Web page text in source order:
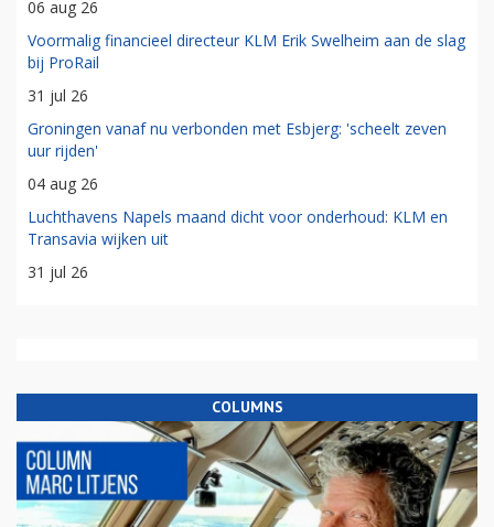
06 aug 26
Voormalig financieel directeur KLM Erik Swelheim aan de slag
bij ProRail
31 jul 26
Groningen vanaf nu verbonden met Esbjerg: 'scheelt zeven
uur rijden'
04 aug 26
Luchthavens Napels maand dicht voor onderhoud: KLM en
Transavia wijken uit
31 jul 26
COLUMNS